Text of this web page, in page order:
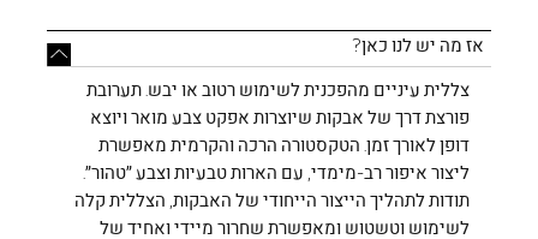
אז מה יש לנו כאן?
צללית עיניים מהפכנית לשימוש רטוב או יבש. תערובת
פורצת דרך של אבקות שיוצרות אפקט צבע מואר ויוצא
דופן לאורך זמן. הטקסטורה הרכה והקרמית מאפשרת
ליצור איפור רב-מימדי, עם הארות טבעיות וצבע ״טהור״.
תודות לתהליך הייצור הייחודי של האבקות, הצללית קלה
לשימוש וטשטוש ומאפשרת שחרור מיידי ואחיד של